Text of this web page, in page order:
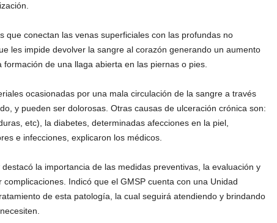
que conectan las venas superficiales con las profundas no
les impide devolver la sangre al corazón generando un aumento
de una llaga abierta en las piernas o pies.
ocasionadas por una mala circulación de la sangre a través
y pueden ser dolorosas. Otras causas de ulceración crónica son:
etc), la diabetes, determinadas afecciones en la piel,
e infecciones, explicaron los médicos.
la importancia de las medidas preventivas, la evaluación y
Indicó que el GMSP cuenta con una Unidad
de esta patología, la cual seguirá atendiendo y brindando